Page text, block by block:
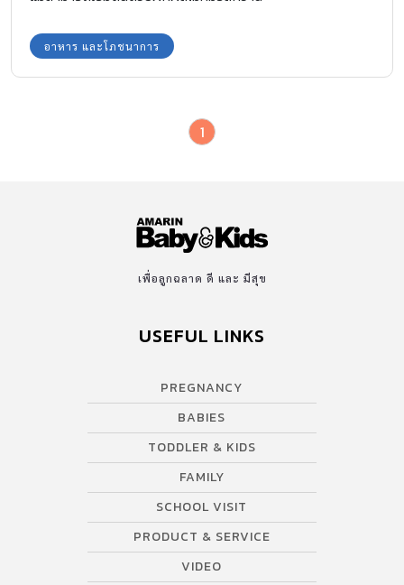
อาหาร และโภชนาการ
1
เพื่อลูกฉลาด ดี และ มีสุข
USEFUL LINKS
PREGNANCY
BABIES
TODDLER & KIDS
FAMILY
SCHOOL VISIT
PRODUCT & SERVICE
VIDEO